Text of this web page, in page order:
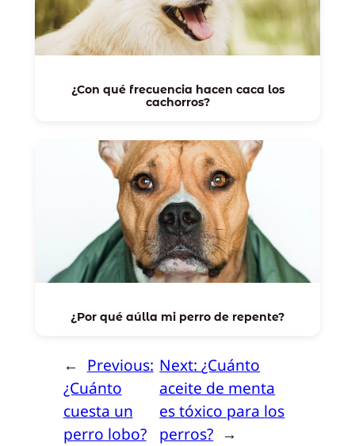
¿Con qué frecuencia hacen caca los
cachorros?
¿Por qué aúlla mi perro de repente?
← Previous:
¿Cuánto
cuesta un
perro lobo?
Next:¿Cuánto
aceite de menta
es tóxico para los
perros? →